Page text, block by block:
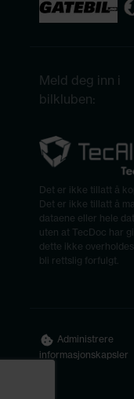
Meld deg inn i
bilkluben:
Det er ikke tillatt å
Det er ikke tillatt å
dataene eller hele
uten at TecDoc har
dette ikke
bli rettslig forfulgt.
Administrere
informasjonskapsler